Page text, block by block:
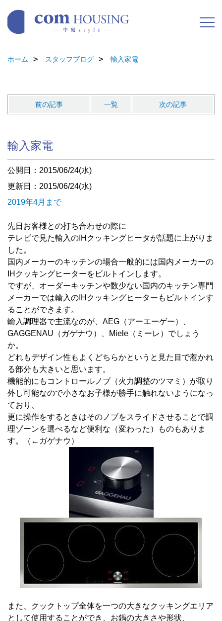
ホーム スタッフブログ 輸入家電
前の記事 一覧 次の記事
輸入家電
公開日：2015/06/24(水)
更新日：2015/06/24(水)
2019年4月まで
先日お客様との打ち合わせの際に
テレビで見た輸入のIHクッキングヒータが話題に上がりま
した。
国内メーカーのキッチンの場合一般的には国内メーカーの
IHクッキングヒーターをビルトインします。
ですが、オーダーキッチンや数少ない国内のキッチン専門
メーカーでは輸入のIHクッキングヒーターもビルトインす
ることができます。
輸入調理器で主流なのが、AEG（アーエーゲー）、
GAGGENAU（ガゲナウ）、Miele（ミーレ）でしょう
か。
どれもデザイン性もよくどちらかというと見た目で惹かれ
る部分も大きいと思います。
機能的にもコントロールノブ（火力調整のツマミ）が取り
外し可能なので小さなお子様が勝手に触れないようになっ
ており、
更に操作をするときはそのノブをスライドさせることで調
理ゾーンを選べるなど便利な（変わった）ものもありま
す。（←ガゲナウ）
また、クックトップ全体を一つの大きなクッキングエリア
として使用することができ、お鍋の大きさや形状、